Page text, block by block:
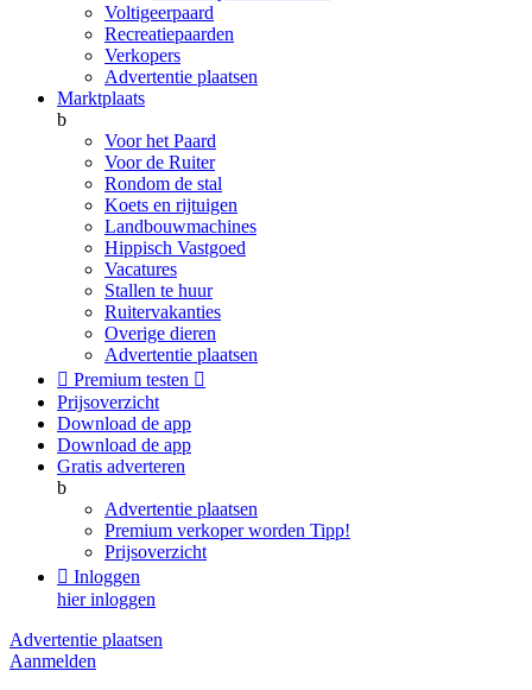
Voltigeerpaard
Recreatiepaarden
Verkopers
Advertentie plaatsen
Marktplaats
b
Voor het Paard
Voor de Ruiter
Rondom de stal
Koets en rijtuigen
Landbouwmachines
Hippisch Vastgoed
Vacatures
Stallen te huur
Ruitervakanties
Overige dieren
Advertentie plaatsen
 Premium testen 
Prijsoverzicht
Download de app
Download de app
Gratis adverteren
b
Advertentie plaatsen
Premium verkoper worden Tipp!
Prijsoverzicht
 Inloggen
hier inloggen
Advertentie plaatsen
Aanmelden